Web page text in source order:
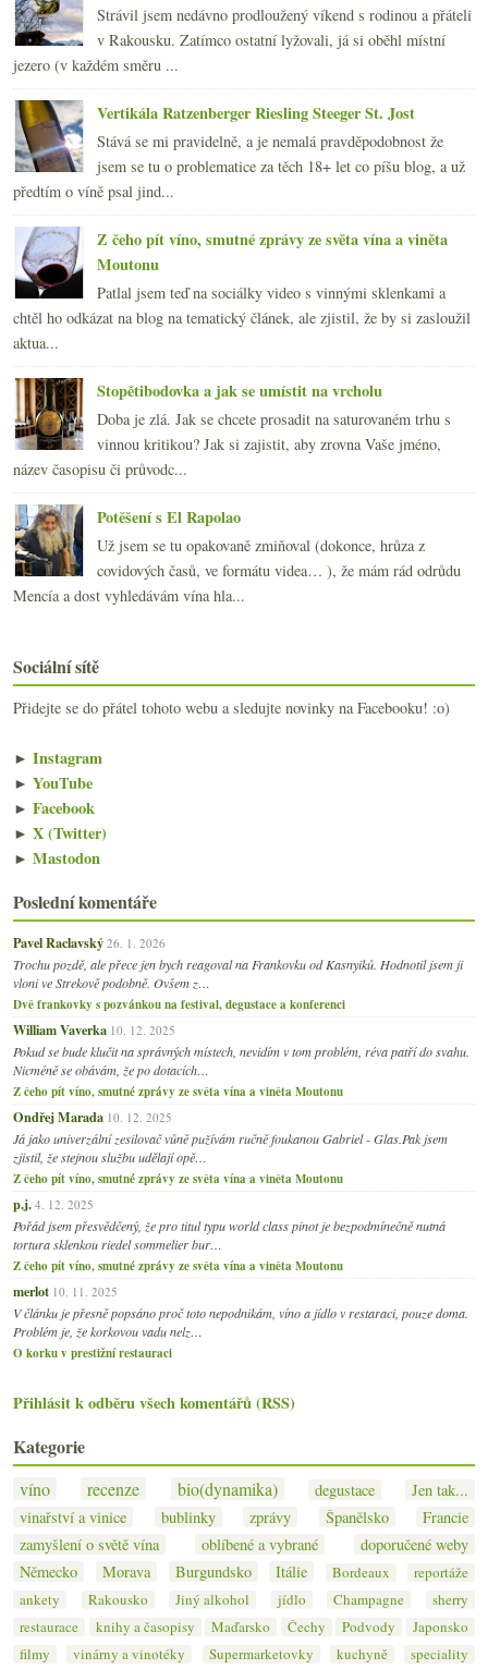
Strávil jsem nedávno prodloužený víkend s rodinou a přáteli
v Rakousku. Zatímco ostatní lyžovali, já si oběhl místní
jezero (v každém směru ...
Vertikála Ratzenberger Riesling Steeger St. Jost
Stává se mi pravidelně, a je nemalá pravděpodobnost že
jsem se tu o problematice za těch 18+ let co píšu blog, a už
předtím o víně psal jind...
Z čeho pít víno, smutné zprávy ze světa vína a viněta
Moutonu
Patlal jsem teď na sociálky video s vinnými sklenkami a
chtěl ho odkázat na blog na tematický článek, ale zjistil, že by si zasloužil
aktua...
Stopětibodovka a jak se umístit na vrcholu
Doba je zlá. Jak se chcete prosadit na saturovaném trhu s
vinnou kritikou? Jak si zajistit, aby zrovna Vaše jméno,
název časopisu či průvodc...
Potěšení s El Rapolao
Už jsem se tu opakovaně zmiňoval (dokonce, hrůza z
covidových časů, ve formátu videa… ), že mám rád odrůdu
Mencía a dost vyhledávám vína hla...
Sociální sítě
Přidejte se do přátel tohoto webu a sledujte novinky na Facebooku! :o)
► Instagram
► YouTube
► Facebook
► X (Twitter)
► Mastodon
Poslední komentáře
Pavel Raclavský 26. 1. 2026
Trochu pozdě, ale přece jen bych reagoval na Frankovku od Kasnyiků. Hodnotil jsem ji
vloni ve Strekově podobně. Ovšem z…
Dvě frankovky s pozvánkou na festival, degustace a konferenci
William Vaverka 10. 12. 2025
Pokud se bude klučit na správných místech, nevidím v tom problém, réva patří do svahu.
Nicméně se obávám, že po dotacích…
Z čeho pít víno, smutné zprávy ze světa vína a viněta Moutonu
Ondřej Marada 10. 12. 2025
Já jako univerzální zesilovač vůně pužívám ručně foukanou Gabriel - Glas.Pak jsem
zjistil, že stejnou službu udělají opě…
Z čeho pít víno, smutné zprávy ze světa vína a viněta Moutonu
p.j. 4. 12. 2025
Pořád jsem přesvědčený, že pro titul typu world class pinot je bezpodmínečně nutná
tortura sklenkou riedel sommelier bur…
Z čeho pít víno, smutné zprávy ze světa vína a viněta Moutonu
merlot 10. 11. 2025
V článku je přesně popsáno proč toto nepodnikám, víno a jídlo v restaraci, pouze doma.
Problém je, že korkovou vadu nelz…
O korku v prestižní restauraci
Přihlásit k odběru všech komentářů (RSS)
Kategorie
víno recenze bio(dynamika) degustace
Jen tak...
vinařství a vinice
bublinky zprávy Španělsko
Francie
zamyšlení o světě vína
oblíbené a vybrané
doporučené weby
Německo
Morava Burgundsko Itálie Bordeaux
reportáže
ankety
Rakousko Jiný alkohol jídlo Champagne
sherry
restaurace
knihy a časopisy Maďarsko Čechy Podvody
Japonsko
filmy
vinárny a vinotéky Supermarketovky kuchyně speciality